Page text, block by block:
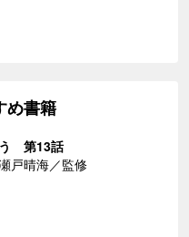
め書籍
う 第13話
戸晴海／監修